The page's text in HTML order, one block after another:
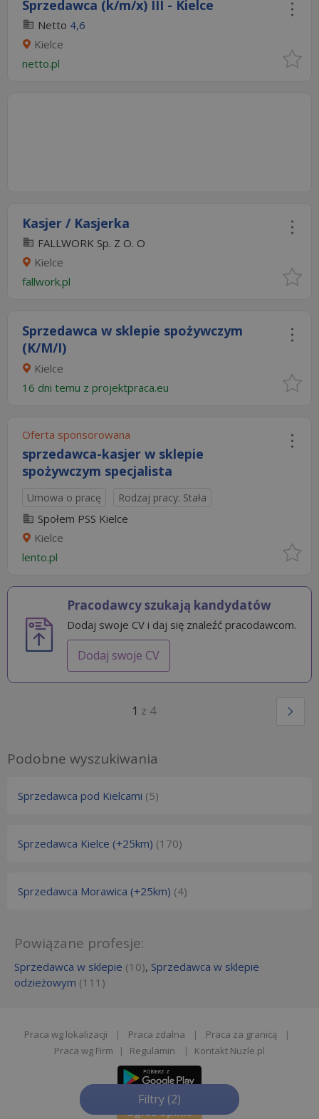
Filtry (2)
Sprzedawca (k/m/x) III - Kielce
Netto 4,6
Kielce
netto.pl
Kasjer / Kasjerka
FALLWORK Sp. Z O. O
Kielce
fallwork.pl
Sprzedawca w sklepie spożywczym
(K/M/I)
Kielce
16 dni temu z projektpraca.eu
Oferta sponsorowana
sprzedawca-kasjer w sklepie
spożywczym specjalista
Umowa o pracę Rodzaj pracy: Stała
Społem PSS Kielce
Kielce
lento.pl
Pracodawcy szukają kandydatów
Dodaj swoje CV i daj się znaleźć pracodawcom.
Dodaj swoje CV
1 z 4
Podobne wyszukiwania
Sprzedawca pod Kielcami (5)
Sprzedawca Kielce (+25km) (170)
Sprzedawca Morawica (+25km) (4)
Powiązane profesje:
Sprzedawca w sklepie (10), Sprzedawca w sklepie
odzieżowym (111)
Praca wg lokalizacji | Praca zdalna | Praca za granicą
|
Praca wg Firm
| Regulamin | Kontakt Nuzle.pl
Zgłoś opinie